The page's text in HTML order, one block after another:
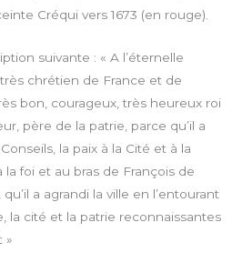
Créqui vers 1673 (en rouge).
suivante : « A l’éternelle
chrétien de France et de
bon, courageux, très heureux roi
père de la patrie, parce qu’il a
la paix à la Cité et à la
la foi et au bras de François de
a agrandi la ville en l’entourant
la cité et la patrie reconnaissantes
»